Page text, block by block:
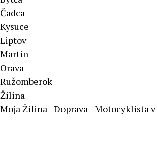
Čadca
Kysuce
Liptov
Martin
Orava
Ružomberok
Žilina
Moja Žilina Doprava Motocyklista